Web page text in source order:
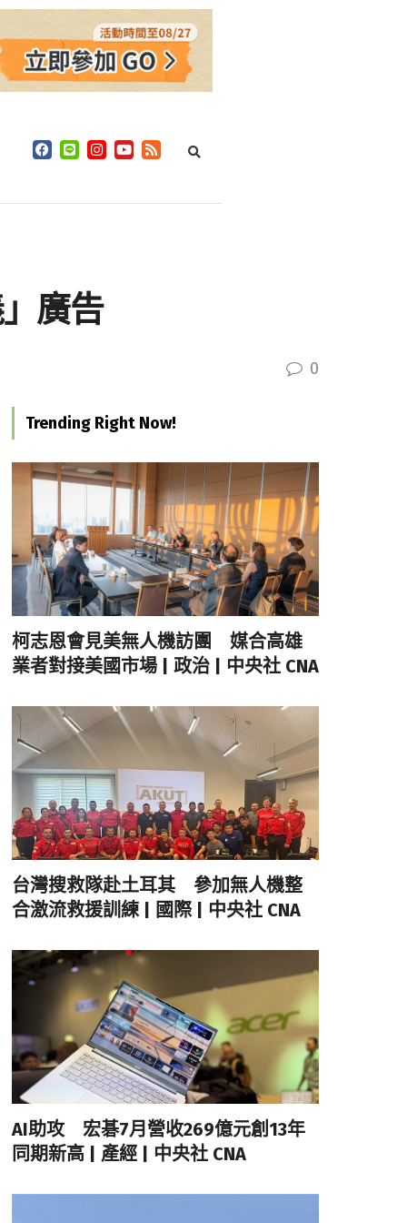
廣告
0
Trending Right Now!
柯志恩會見美無人機訪團 媒合高雄
業者對接美國市場 | 政治 | 中央社 CNA
台灣搜救隊赴土耳其 參加無人機整
合激流救援訓練 | 國際 | 中央社 CNA
AI助攻 宏碁7月營收269億元創13年
同期新高 | 產經 | 中央社 CNA